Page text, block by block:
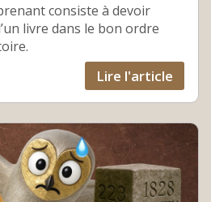
consiste à devoir
livre dans le bon ordre
Lire l'article